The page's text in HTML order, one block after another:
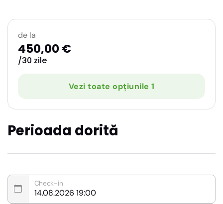
Perioada dorită
Check-in
de la
450,00 €
/30 zile
Vezi toate opțiunile 1